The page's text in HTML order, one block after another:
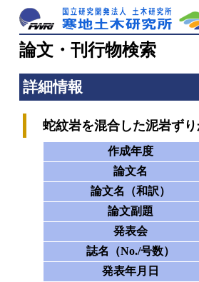
論文・刊行物検索
詳細情報
蛇紋岩を混合した泥岩ず
作成年度
論文名
論文名（和訳）
論文副題
発表会
誌名（No./号数）
発表年月日